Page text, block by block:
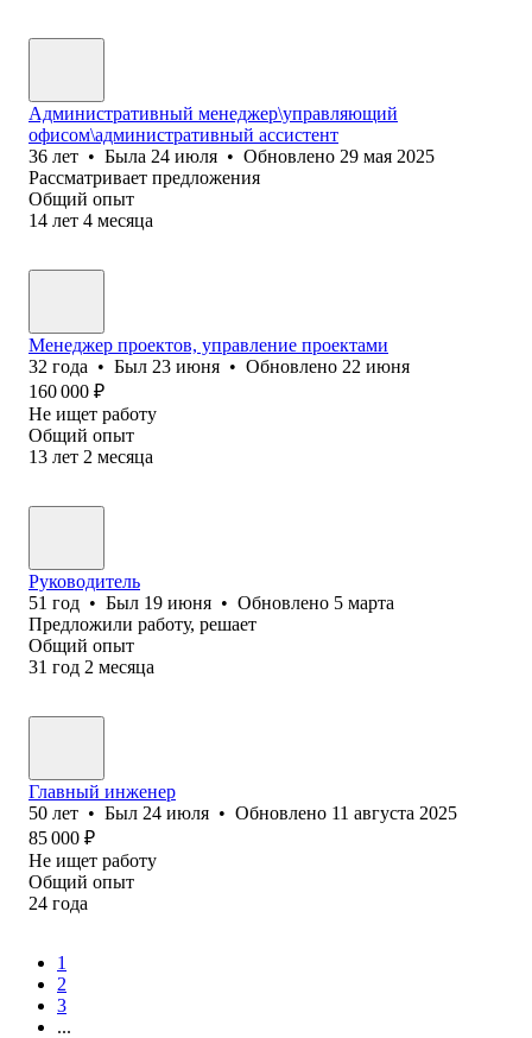
Административный менеджер\управляющий
офисом\административный ассистент
36 лет • Была 24 июля • Обновлено 29 мая 2025
Рассматривает предложения
Общий опыт
14 лет 4 месяца
Менеджер проектов, управление проектами
32 года • Был 23 июня • Обновлено 22 июня
160 000 ₽
Не ищет работу
Общий опыт
13 лет 2 месяца
Руководитель
51 год • Был 19 июня • Обновлено 5 марта
Предложили работу, решает
Общий опыт
31 год 2 месяца
Главный инженер
50 лет • Был 24 июля • Обновлено 11 августа 2025
85 000 ₽
Не ищет работу
Общий опыт
24 года
1
2
3
...